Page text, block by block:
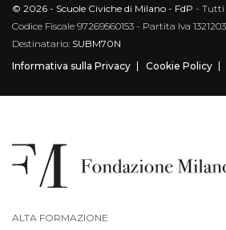
© 2026 - Scuole Civiche di Milano - FdP - Tutti
Codice Fiscale 97269560153 - Partita Iva
Destinatario: SUBM70N
Informativa sulla Privacy
Cookie Policy
ALTA FORMAZIONE